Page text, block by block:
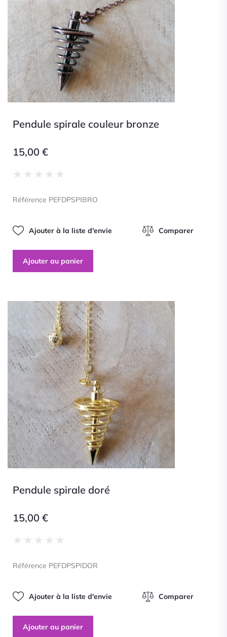
Pendule spirale couleur bronze
15,00 €
★ ★ ★ ★ ★
5
Référence PEFDPSPIBRO
Ajouter à la liste d'envie Comparer
Ajouter au panier
Pendule spirale doré
15,00 €
★ ★ ★ ★ ★
5
Référence PEFDPSPIDOR
Ajouter à la liste d'envie Comparer
Ajouter au panier